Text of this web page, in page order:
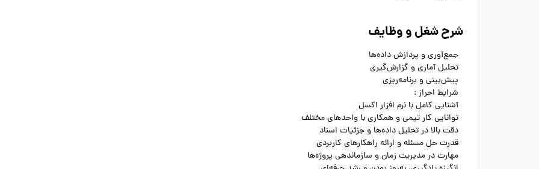
شرح شغل و وظایف
جمع‌آوری و پردازش داده‌ها
تحلیل آماری و گزارش‌گیری
پیش‌بینی و برنامه‌ریزی
شرایط احراز :
آشنایی کامل با نرم افزار اکسل
توانایی کار تیمی و همکاری با واحدهای مختلف
دقت بالا در تحلیل داده‌ها و جزئیات اسناد
قدرت حل مسئله و ارائه راهکارهای کاربردی
مهارت در مدیریت زمان و سازماندهی پروژه‌ها